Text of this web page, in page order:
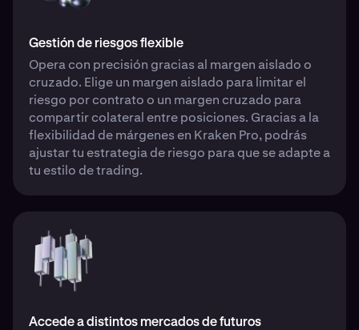
Gestión de riesgos flexible
Opera con precisión gracias al margen aislado o
cruzado. Elige un margen aislado para limitar el
riesgo por contrato o un margen cruzado para
compartir colateral entre posiciones. Gracias a la
flexibilidad de márgenes en Kraken Pro, podrás
ajustar tu estrategia de riesgo para que se adapte a
tu estilo de trading.
Accede a distintos mercados de futuros